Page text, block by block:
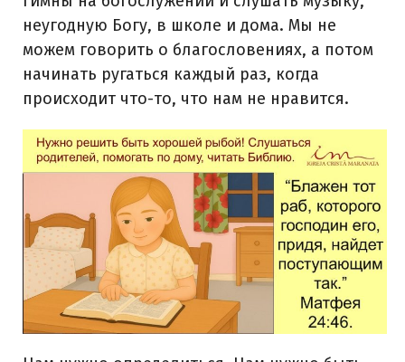
неугодную Богу, в школе и дома. Мы не
можем говорить о благословениях, а потом
начинать ругаться каждый раз, когда
происходит что-то, что нам не нравится.